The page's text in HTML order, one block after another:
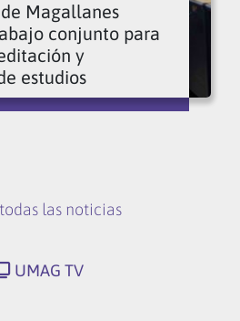
de Magallanes
conjunto para
y
estudios
las noticias
UMAG TV